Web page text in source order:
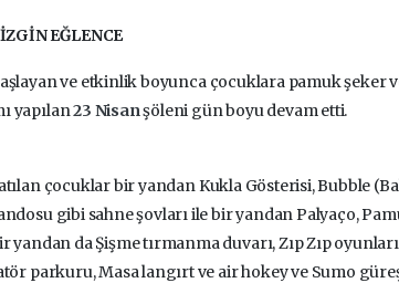
EĞLENCE
ve etkinlik boyunca çocuklara pamuk şeker
yapılan23 Nisanşöleni gün boyu devam etti.
çocuklar bir yandan Kukla Gösterisi, Bubble
gibi sahne şovları ile bir yandan Palyaço,
yandan da Şişme tırmanma duvarı, Zıp Zıp
parkuru, Masa langırt ve air hokey ve Sumo